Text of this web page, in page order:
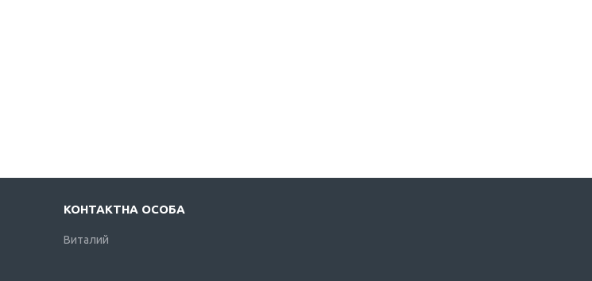
Виталий